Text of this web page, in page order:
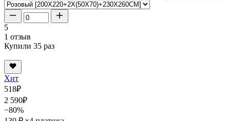
5
1 отзыв
Купили 35 раз
Хит
518₽
2 590₽
−80%